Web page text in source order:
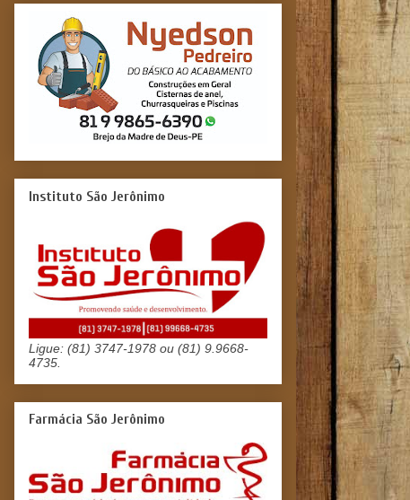
Instituto São Jerônimo
Ligue: (81) 3747-1978 ou (81) 9.9668-
4735.
Farmácia São Jerônimo